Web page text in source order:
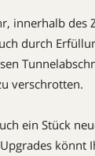
innerhalb
durch
verschrotten.
ein Stück
könnt